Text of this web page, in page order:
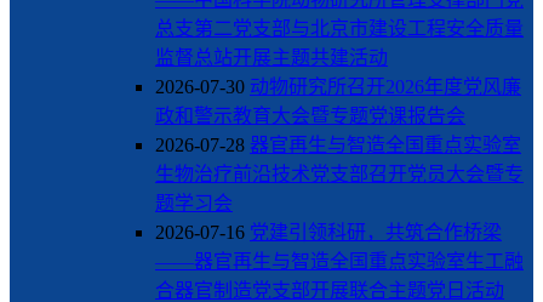
总支第二党支部与北京市建设工程安全质量
监督总站开展主题共建活动
2026-07-30 动物研究所召开2026年度党风廉
政和警示教育大会暨专题党课报告会
2026-07-28 器官再生与智造全国重点实验室
生物治疗前沿技术党支部召开党员大会暨专
题学习会
2026-07-16 党建引领科研，共筑合作桥梁
——器官再生与智造全国重点实验室生工融
合器官制造党支部开展联合主题党日活动